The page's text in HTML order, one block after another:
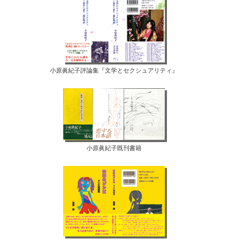
小原眞紀子評論集『文学とセクシュアリティ』
小原眞紀子既刊書籍